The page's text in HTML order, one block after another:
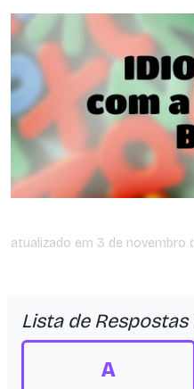
atualizado em 3 de novembro
Lista de Respostas
A